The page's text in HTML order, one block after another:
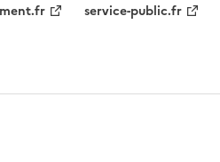
service-public.fr